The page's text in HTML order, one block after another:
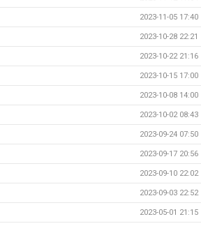
2023-11-05 17:40
2023-10-28 22:21
2023-10-22 21:16
2023-10-15 17:00
2023-10-08 14:00
2023-10-02 08:43
2023-09-24 07:50
2023-09-17 20:56
2023-09-10 22:02
2023-09-03 22:52
2023-05-01 21:15